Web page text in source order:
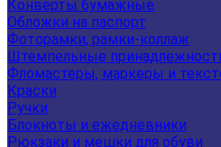
Конверты бумажные
Обложки на паспорт
Фоторамки, рамки-коллаж
Штемпельные
Фломастеры, маркеры и
Краски
Ручки
Блокноты и ежедневники
Рюкзаки и мешки для обуви